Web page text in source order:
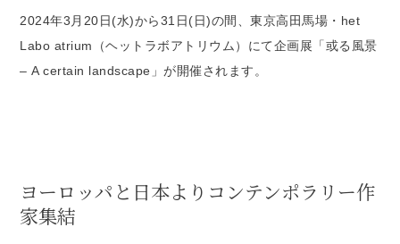
2024年3月20日(水)から31日(日)の間、東京高田馬場・het
Labo atrium（ヘットラボアトリウム）にて企画展「或る風景
– A certain landscape」が開催されます。
ヨーロッパと日本よりコンテンポラリー作
家集結